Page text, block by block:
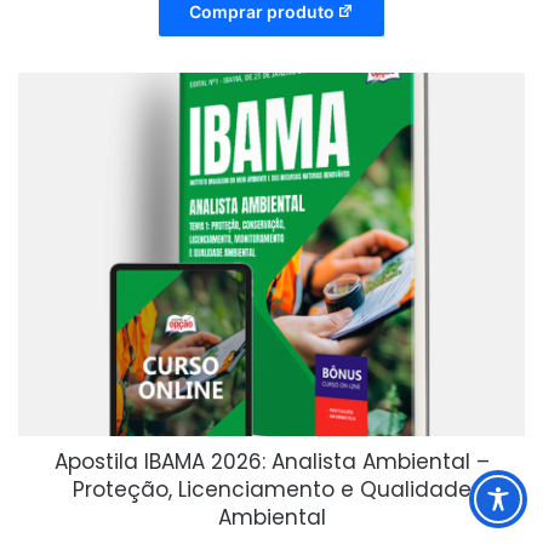
Comprar produto
Apostila IBAMA 2026: Analista Ambiental –
Proteção, Licenciamento e Qualidade
Ambiental